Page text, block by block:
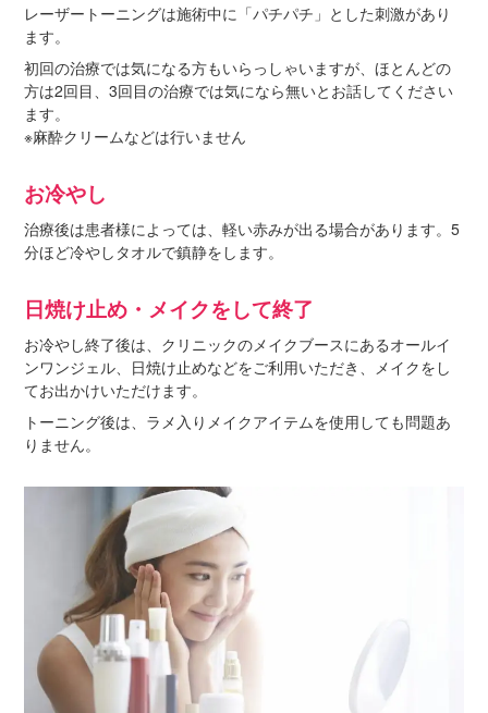
レーザートーニングは施術中に「パチパチ」とした刺激があり
ます。
初回の治療では気になる方もいらっしゃいますが、ほとんどの
方は2回目、3回目の治療では気になら無いとお話してください
ます。
※麻酔クリームなどは行いません
お冷やし
治療後は患者様によっては、軽い赤みが出る場合があります。5
分ほど冷やしタオルで鎮静をします。
日焼け止め・メイクをして終了
お冷やし終了後は、クリニックのメイクブースにあるオールイ
ンワンジェル、日焼け止めなどをご利用いただき、メイクをし
てお出かけいただけます。
トーニング後は、ラメ入りメイクアイテムを使用しても問題あ
りません。